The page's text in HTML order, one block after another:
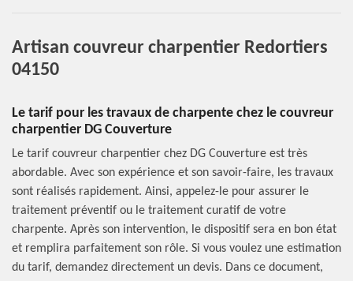
Artisan couvreur charpentier Redortiers
04150
Le tarif pour les travaux de charpente chez le couvreur
charpentier DG Couverture
Le tarif couvreur charpentier chez DG Couverture est très
abordable. Avec son expérience et son savoir-faire, les travaux
sont réalisés rapidement. Ainsi, appelez-le pour assurer le
traitement préventif ou le traitement curatif de votre
charpente. Après son intervention, le dispositif sera en bon état
et remplira parfaitement son rôle. Si vous voulez une estimation
du tarif, demandez directement un devis. Dans ce document,